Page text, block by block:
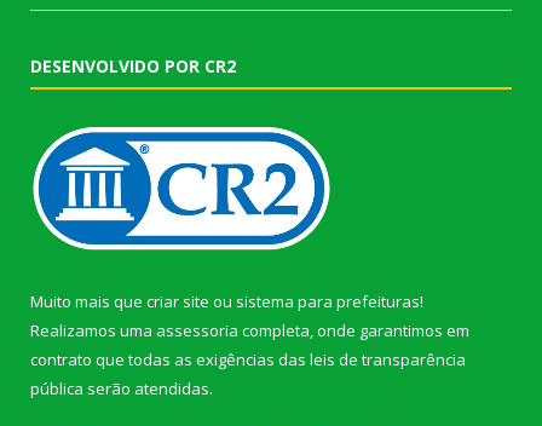
DESENVOLVIDO POR CR2
Muito mais que criar site ou sistema para prefeituras!
Realizamos uma assessoria completa, onde garantimos em
contrato que todas as exigências das leis de transparência
pública serão atendidas.